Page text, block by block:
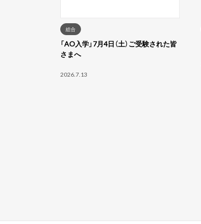
総合
「AO入学」7月4日（土）ご受験された皆
さまへ
2026.7.13